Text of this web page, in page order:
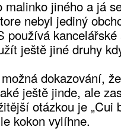
malinko jiného a já
nebyl jediný
používá
ještě jiné druhy
dokazování,
ještě jinde, ale
otázkou je „Cui
kokon vylíhne.